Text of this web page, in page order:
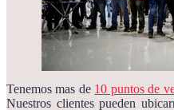
Tenemos mas de 10 puntos de
Nuestros clientes pueden